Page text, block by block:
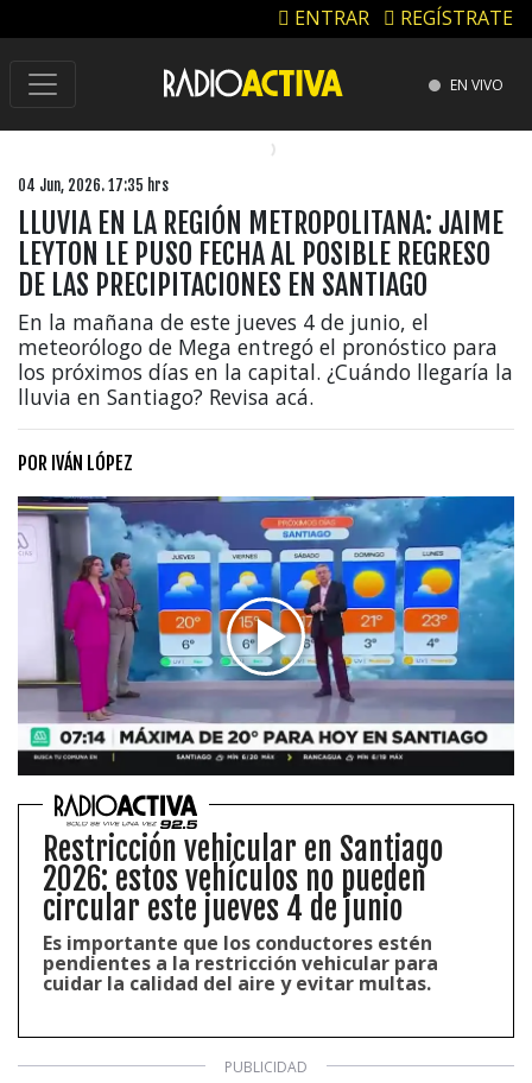
ENTRAR REGÍSTRATE
EN VIVO
04 Jun, 2026. 17:35 hrs
LLUVIA EN LA REGIÓN METROPOLITANA: JAIME
LEYTON LE PUSO FECHA AL POSIBLE REGRESO
DE LAS PRECIPITACIONES EN SANTIAGO
En la mañana de este jueves 4 de junio, el
meteorólogo de Mega entregó el pronóstico para
los próximos días en la capital. ¿Cuándo llegaría la
lluvia en Santiago? Revisa acá.
POR IVÁN LÓPEZ
Restricción vehicular en Santiago
2026: estos vehículos no pueden
circular este jueves 4 de junio
Es importante que los conductores estén
pendientes a la restricción vehicular para
cuidar la calidad del aire y evitar multas.